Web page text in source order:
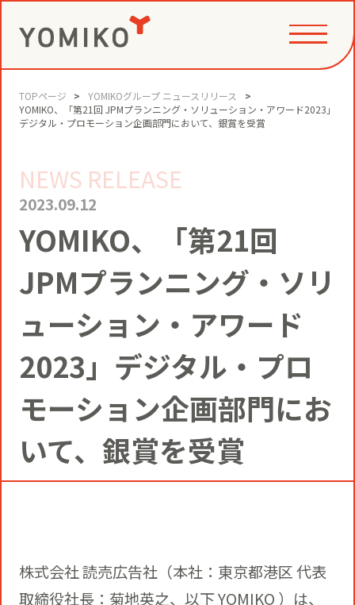
PHILOSOPHY
GAME CHANGE PARTNER
VI
YOMIKOグループ ビジョン・パーパ
VALUE CREATION
コミュニティクリエイション®
コミュニティクリエイションの仕掛け
人
NEWS
ニュースリリース
お知らせ
博報堂ＤＹグループトピックス
SERVICE
CIVIC PRIDE®コンサルティング
インストアコンサルティング
ビジネスデベロップメント
SUSTAINABILITY
トップメッセージ
推進体制
COMPANY
会社概要
TOPページ
YOMIKOグループ ニュースリリース
YOMIKO、「第21回 JPMプランニング・ソリューション・アワード2023」
デジタル・プロモーション企画部門において、銀賞を受賞
NEWS RELEASE
2023.09.12
YOMIKO、「第21回
JPMプランニング・ソリ
ューション・アワード
2023」デジタル・プロ
モーション企画部門にお
いて、銀賞を受賞
株式会社 読売広告社（本社：東京都港区 代表
取締役社長：菊地英之、以下 YOMIKO ）は、